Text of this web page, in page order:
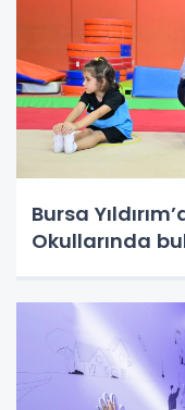
Bursa
Okullarında